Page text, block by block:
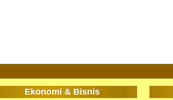
Ekonomi & Bisnis